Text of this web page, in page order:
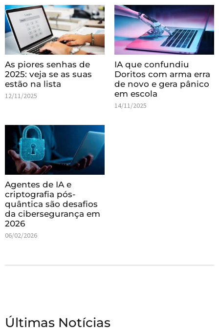
As piores senhas de
2025: veja se as suas
estão na lista
12/11/2025
IA que confundiu
Doritos com arma erra
de novo e gera pânico
em escola
14/11/2025
Agentes de IA e
criptografia pós-
quântica são desafios
da cibersegurança em
2026
06/02/2026
Últimas Notícias